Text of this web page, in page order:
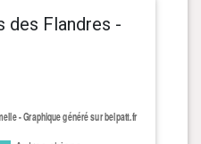
des Flandres -